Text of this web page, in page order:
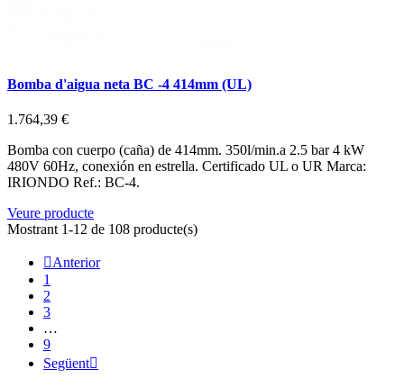
Bomba d'aigua neta BC -4 414mm (UL)
1.764,39 €
Bomba con cuerpo (caña) de 414mm. 350l/min.a 2.5 bar 4 kW
480V 60Hz, conexión en estrella. Certificado UL o UR Marca:
IRIONDO Ref.: BC-4.
Veure producte
Mostrant 1-12 de 108 producte(s)
Anterior
1
2
3
…
9
Següent